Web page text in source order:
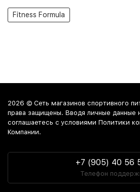
Fitness Formula
2026 © Сеть магазинов спортивного
права защищены. Вводя личные данные
соглашаетесь c условиями Политики
Компании.
+7 (905) 40 56
Телефон